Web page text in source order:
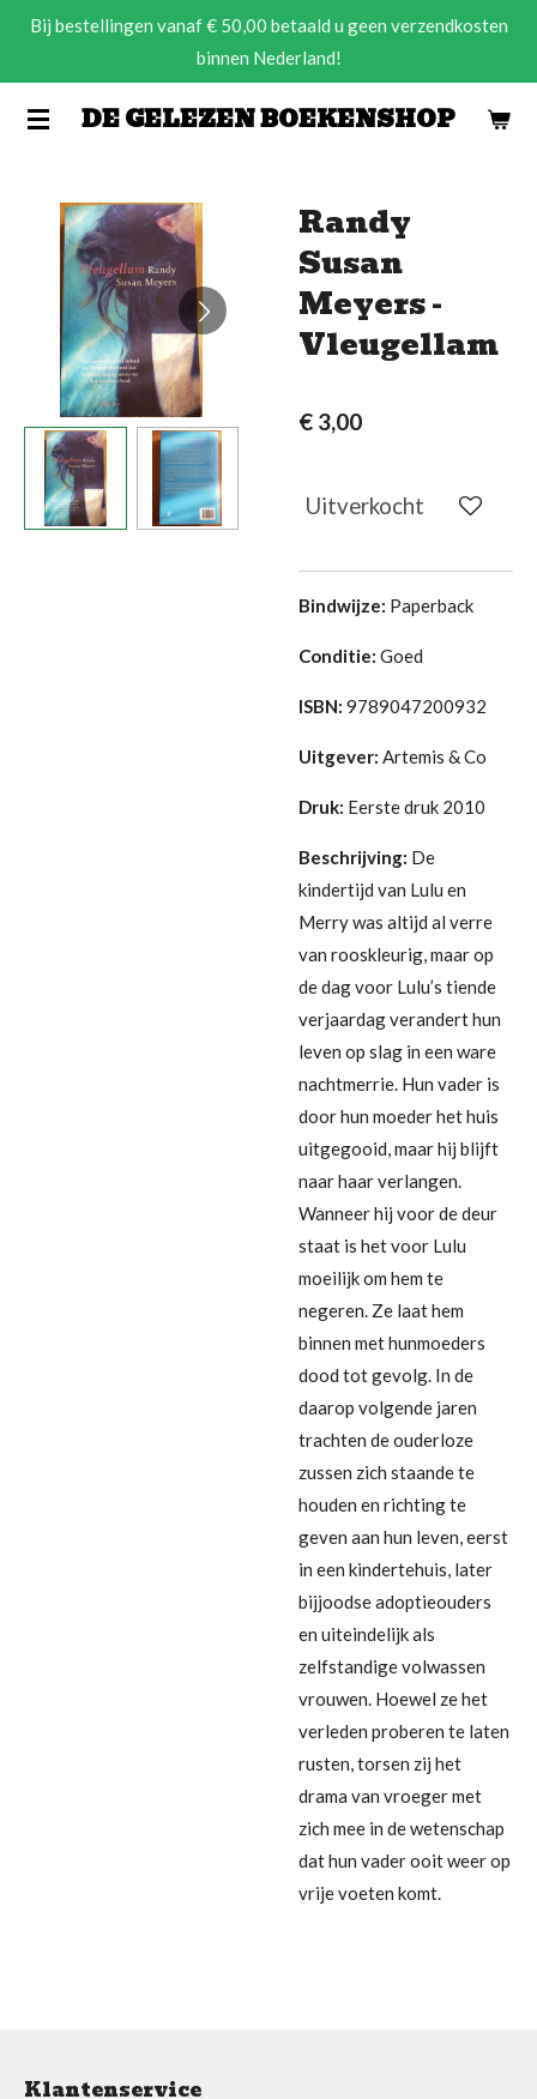
Ga
de
DE GELEZEN BOEKENSHOP
Bij bestellingen vanaf € 50,00 betaald u geen verzendkosten
binnen Nederland!
Randy
Susan
Meyers -
Vleugellam
€ 3,00
Uitverkocht
Bindwijze: Paperback
Conditie: Goed
ISBN: 9789047200932
Uitgever: Artemis & Co
Druk: Eerste druk 2010
Beschrijving: De
kindertijd van Lulu en
Merry was altijd al verre
van rooskleurig, maar op
de dag voor Lulu’s tiende
verjaardag verandert hun
leven op slag in een ware
nachtmerrie. Hun vader is
door hun moeder het huis
uitgegooid, maar hij blijft
naar haar verlangen.
Wanneer hij voor de deur
staat is het voor Lulu
moeilijk om hem te
negeren. Ze laat hem
binnen met hunmoeders
dood tot gevolg. In de
daarop volgende jaren
trachten de ouderloze
zussen zich staande te
houden en richting te
geven aan hun leven, eerst
in een kindertehuis, later
bijjoodse adoptieouders
en uiteindelijk als
zelfstandige volwassen
vrouwen. Hoewel ze het
verleden proberen te laten
rusten, torsen zij het
drama van vroeger met
zich mee in de wetenschap
dat hun vader ooit weer op
vrije voeten komt.
Klantenservice